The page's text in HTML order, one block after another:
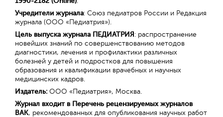
Учредители журнала: Союз педиатров России и Редакция
журнала (ООО «Педиатрия»).
Цель выпуска журнала ПЕДИАТРИЯ: распространение
новейших знаний по совершенствованию методов
диагностики, лечения и профилактики различных
болезней у детей и подростков для повышения
образования и квалификации врачебных и научных
медицинских кадров.
Издатель: ООО «Педиатрия», Москва.
Журнал входит в Перечень рецензируемых журналов
ВАК, рекомендованных для опубликования научных работ